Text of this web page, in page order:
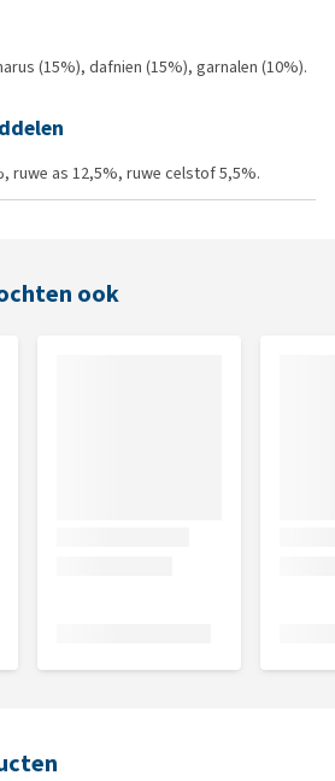
(15%), dafnien (15%), garnalen (10%).
ruwe as 12,5%, ruwe celstof 5,5%.
ook